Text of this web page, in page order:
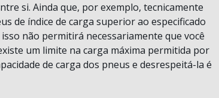
si. Ainda que, por exemplo, tecnicamente
de índice de carga superior ao especificado
não permitirá necessariamente que você
um limite na carga máxima permitida por
de carga dos pneus e desrespeitá-la é